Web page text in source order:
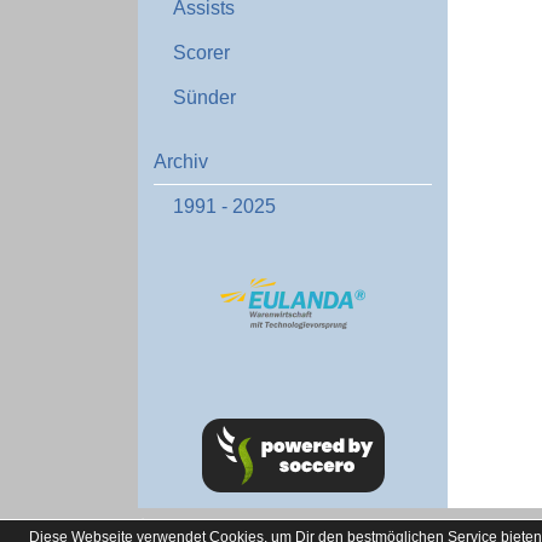
Assists
Scorer
Sünder
Archiv
1991 - 2025
soccero.de
Diese Webseite verwendet Cookies, um Dir den bestmöglichen Service